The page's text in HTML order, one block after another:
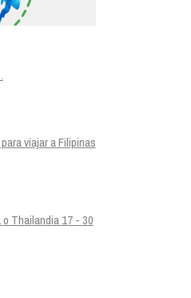
viajar a Filipinas
Thailandia 17 - 30